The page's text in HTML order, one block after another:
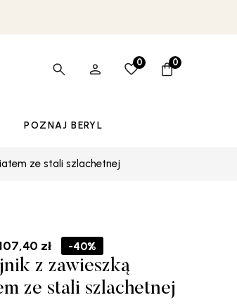
0 0
POZNAJ BERYL
ze stali szlachetnej
cena
wynosiła:
zł.
złAktualna
cena
wynosi:
107,40 zł.
-40%
z zawieszką
ze stali szlachetnej